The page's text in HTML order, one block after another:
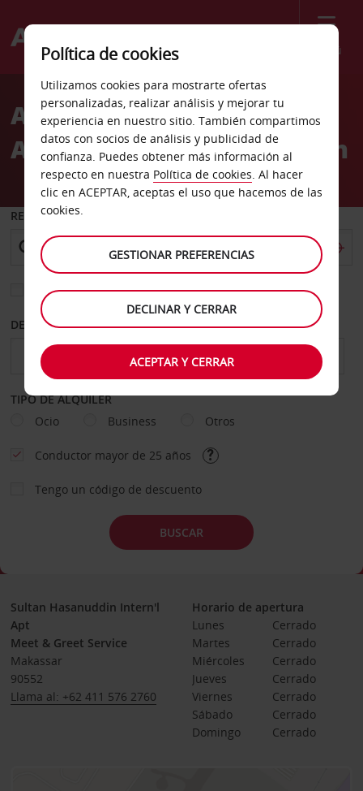
Menú
Welcome
AvisAlquiler de coches
Aeropuerto de Hasanuddin
RECOGER EN
Elegir otra oficina de devolución
DESDE HASTA
TIPO DE ALQUILER
Ocio
Business Otros
Conductor mayor de 25 años
Tengo un código de descuento
BUSCAR
Sultan Hasanuddin Intern'l
Apt
Meet & Greet Service
Makassar
90552
Llama al: +62 411 576 2760
Horario de apertura
Lunes
Cerrado
Martes
Cerrado
Miércoles
Cerrado
Jueves
Cerrado
Viernes
Cerrado
Sábado
Cerrado
Domingo
Cerrado
Política de cookies
Utilizamos cookies para mostrarte ofertas
personalizadas, realizar análisis y mejorar tu
experiencia en nuestro sitio. También compartimos
datos con socios de análisis y publicidad de
confianza. Puedes obtener más información al
respecto en nuestra Política de cookies. Al hacer
clic en ACEPTAR, aceptas el uso que hacemos de las
cookies.
GESTIONAR PREFERENCIAS
DECLINAR Y CERRAR
ACEPTAR Y CERRAR